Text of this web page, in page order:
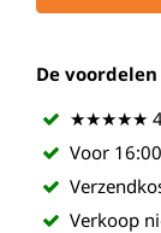
De
★★★★★
Voor
Verkoop